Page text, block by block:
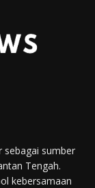
sebagai sumber
Tengah.
kebersamaan